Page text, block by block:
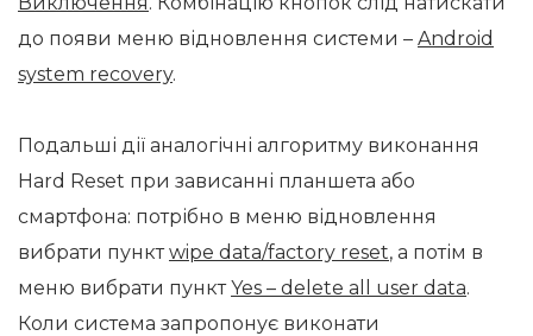
до появи меню відновлення системи – Android
system recovery.
Подальші дії аналогічні алгоритму виконання
Hard Reset при зависанні планшета або
смартфона: потрібно в меню відновлення
вибрати пунктwipe data/factory reset, а потім в
меню вибрати пунктYes – delete all user data.
Коли система запропонує виконати